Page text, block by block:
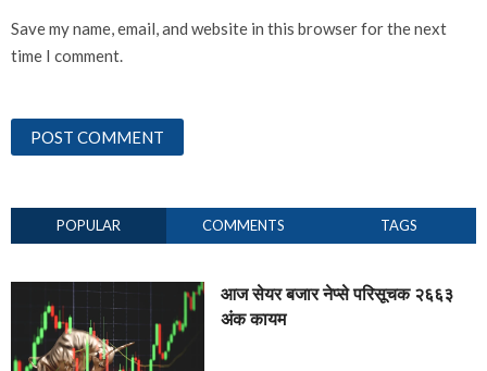
Save my name, email, and website in this browser for the next
time I comment.
POPULAR COMMENTS TAGS
आज सेयर बजार नेप्से परिसूचक २६६३
अंक कायम